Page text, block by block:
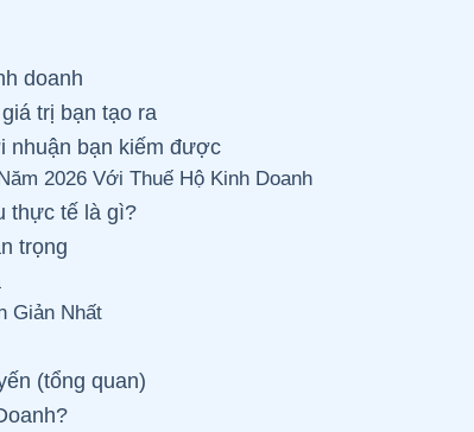
doanh
trị bạn tạo ra
nhuận bạn kiếm được
2026 Với Thuế Hộ Kinh Doanh
thực tế là gì?
trọng
Giản Nhất
(tổng quan)